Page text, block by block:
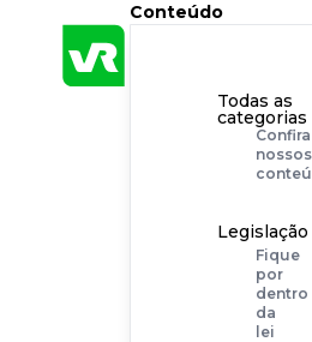
Conteúdo
Todas as
categorias
Confira
nossos
Legislação
Fique
por
dentro
da
lei